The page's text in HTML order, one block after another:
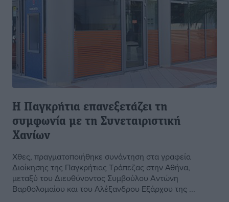
H Παγκρήτια επανεξετάζει τη
συμφωνία με τη Συνεταιριστική
Χανίων
Χθες, πραγματοποιήθηκε συνάντηση στα γραφεία
Διοίκησης της Παγκρήτιας Τράπεζας στην Αθήνα,
μεταξύ του Διευθύνοντος Συμβούλου Αντώνη
Βαρθολομαίου και του Αλέξανδρου Εξάρχου της ...